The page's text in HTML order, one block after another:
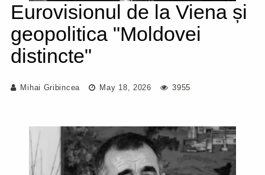
Eurovisionul de la Viena și
geopolitica "Moldovei
distincte"
Mihai Gribincea May 18, 2026 3955